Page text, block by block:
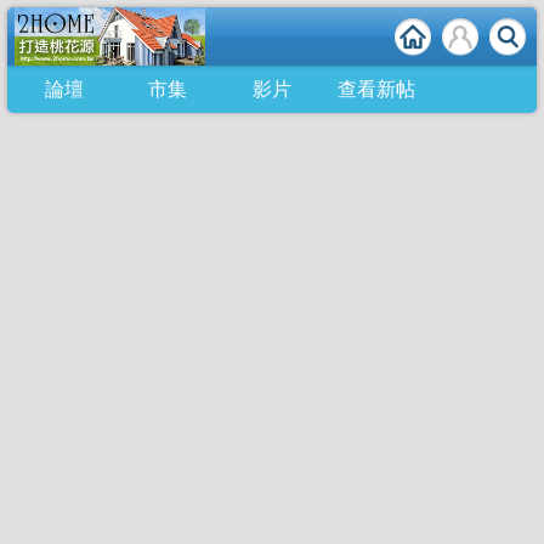
論壇 市集 影片 查看新帖